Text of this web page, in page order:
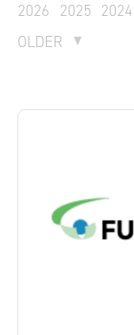
2026 2025 2024
OLDER